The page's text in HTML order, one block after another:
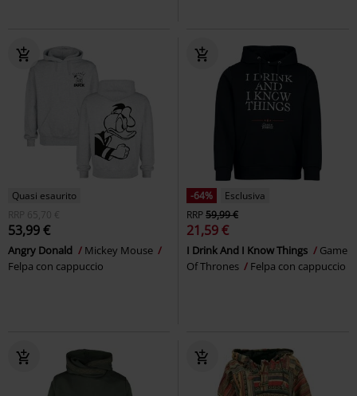
Quasi esaurito
RRP
65,70 €
53,99 €
Angry Donald
Mickey Mouse
Felpa con cappuccio
-64%
Esclusiva
RRP59,99 €
21,59 €
I Drink And I Know Things
Game
Of Thrones
Felpa con cappuccio